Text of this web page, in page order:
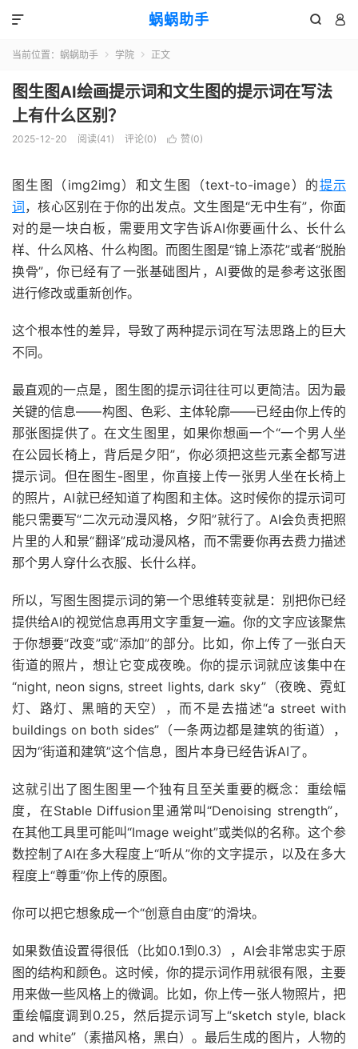
蜗蜗助手  

当前位置： 蜗蜗助手  学院  正文
图生图AI绘画提示词和文生图的提示词在写法
上有什么区别？
2025-12-20 阅读(41 ) 评论(0)  赞(0)
图生图（img2img）和文生图（text-to-image）的提示
词 ，核心区别在于你的出发点。文生图是“无中生有”，你面
对的是一块白板，需要用文字告诉AI你要画什么、长什么
样、什么风格、什么构图。而图生图是“锦上添花”或者“脱胎
换骨”，你已经有了一张基础图片，AI要做的是参考这张图
进行修改或重新创作。
这个根本性的差异，导致了两种提示词在写法思路上的巨大
不同。
最直观的一点是，图生图的提示词往往可以更简洁。因为最
关键的信息——构图、色彩、主体轮廓——已经由你上传的
那张图提供了。在文生图里，如果你想画一个“一个男人坐
在公园长椅上，背后是夕阳”，你必须把这些元素全都写进
提示词。但在图生-图里，你直接上传一张男人坐在长椅上
的照片，AI就已经知道了构图和主体。这时候你的提示词可
能只需要写“二次元动漫风格，夕阳”就行了。AI会负责把照
片里的人和景“翻译”成动漫风格，而不需要你再去费力描述
那个男人穿什么衣服、长什么样。
所以，写图生图提示词的第一个思维转变就是：别把你已经
提供给AI的视觉信息再用文字重复一遍。你的文字应该聚焦
于你想要“改变”或“添加”的部分。比如，你上传了一张白天
街道的照片，想让它变成夜晚。你的提示词就应该集中在
“night, neon signs, street lights, dark sky”（夜晚、霓虹
灯、路灯、黑暗的天空），而不是去描述“a street with
buildings on both sides”（一条两边都是建筑的街道），
因为“街道和建筑”这个信息，图片本身已经告诉AI了。
这就引出了图生图里一个独有且至关重要的概念：重绘幅
度，在Stable Diffusion里通常叫“Denoising strength”，
在其他工具里可能叫“Image weight”或类似的名称。这个参
数控制了AI在多大程度上“听从”你的文字提示，以及在多大
程度上“尊重”你上传的原图。
你可以把它想象成一个“创意自由度”的滑块。
如果数值设置得很低（比如0.1到0.3），AI会非常忠实于原
图的结构和颜色。这时候，你的提示词作用就很有限，主要
用来做一些风格上的微调。比如，你上传一张人物照片，把
重绘幅度调到0.25，然后提示词写上“sketch style, black
and white”（素描风格，黑白）。最后生成的图片，人物的